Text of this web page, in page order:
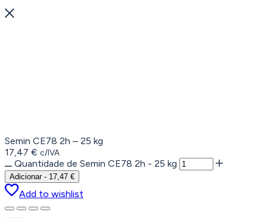
Semin CE78 2h – 25 kg
17,47 € c/IVA
Quantidade de Semin CE78 2h - 25 kg
Adicionar - 17,47 €
Add to wishlist